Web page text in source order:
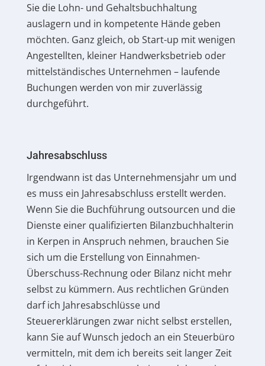
Sie die Lohn- und Gehaltsbuchhaltung
auslagern und in kompetente Hände geben
möchten. Ganz gleich, ob Start-up mit wenigen
Angestellten, kleiner Handwerksbetrieb oder
mittelständisches Unternehmen – laufende
Buchungen werden von mir zuverlässig
durchgeführt.
Jahresabschluss
Irgendwann ist das Unternehmensjahr um und
es muss ein Jahresabschluss erstellt werden.
Wenn Sie die Buchführung outsourcen und die
Dienste einer qualifizierten Bilanzbuchhalterin
in Kerpen in Anspruch nehmen, brauchen Sie
sich um die Erstellung von Einnahmen-
Überschuss-Rechnung oder Bilanz nicht mehr
selbst zu kümmern. Aus rechtlichen Gründen
darf ich Jahresabschlüsse und
Steuererklärungen zwar nicht selbst erstellen,
kann Sie auf Wunsch jedoch an ein Steuerbüro
vermitteln, mit dem ich bereits seit langer Zeit